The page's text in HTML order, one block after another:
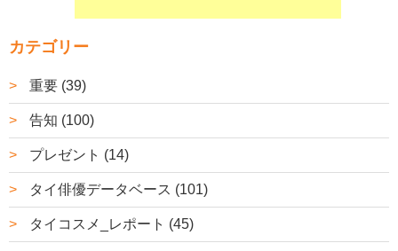
カテゴリー
重要 (39)
告知 (100)
プレゼント (14)
タイ俳優データベース (101)
タイコスメ_レポート (45)